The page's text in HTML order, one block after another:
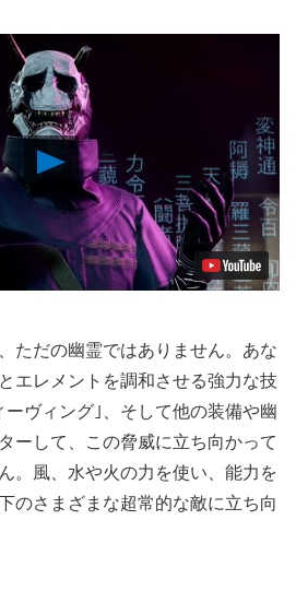
Play
Video
ただの幽霊ではありません。あな
エレメントを調和させる強力な技
ヴィング｣、そして他の装備や幽
ーして、この脅威に立ち向かって
。風、水や火の力を使い、能力を
のさまざまな超常的な敵に立ち向